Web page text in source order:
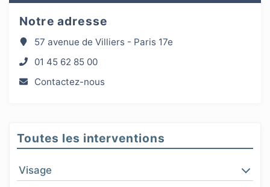
Notre adresse
57 avenue de Villiers - Paris 17e
01 45 62 85 00
Contactez-nous
Toutes les interventions
Visage